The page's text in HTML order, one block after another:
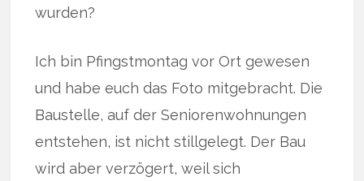
wurden?
Ich bin Pfingstmontag vor Ort gewesen
und habe euch das Foto mitgebracht. Die
Baustelle, auf der Seniorenwohnungen
entstehen, ist nicht stillgelegt. Der Bau
wird aber verzögert, weil sich